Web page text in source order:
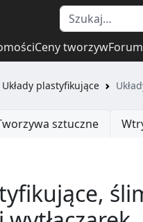
Ceny tworzywForum
Układy plastyfikujące
sztuczne